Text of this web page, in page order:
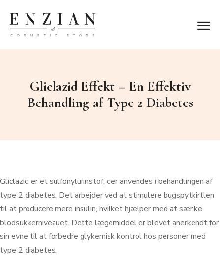
Gliclazid Effekt – En Effektiv
Behandling af Type 2 Diabetes
Gliclazid er et sulfonylurinstof, der anvendes i behandlingen af
type 2 diabetes. Det arbejder ved at stimulere bugspytkirtlen
til at producere mere insulin, hvilket hjælper med at sænke
blodsukkerniveauet. Dette lægemiddel er blevet anerkendt for
sin evne til at forbedre glykemisk kontrol hos personer med
type 2 diabetes.